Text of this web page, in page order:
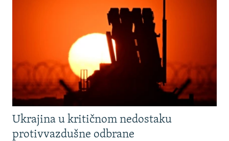
Ukrajina u kritičnom nedostaku
protivvazdušne odbrane